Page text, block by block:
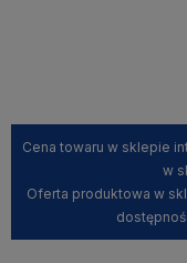
Cena towaru w sklepie
w
Oferta produktowa w